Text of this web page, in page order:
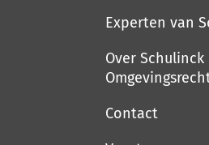
Experten van
Over Schulinck
Contact